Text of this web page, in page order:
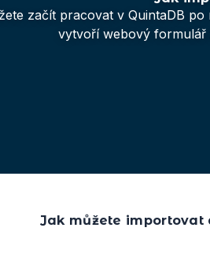
začít pracovat v QuintaDB
vytvoří webový formulář
Jak můžete importovat